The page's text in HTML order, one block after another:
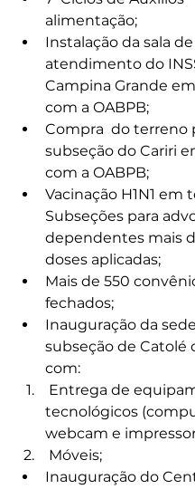
alimentação;
Instalação da sala de
atendimento do
Campina Grande
com a OABPB;
Compra  do terreno
subseção do Cariri
com a OABPB;
Vacinação H1N1 em
Subseções para
dependentes mais
doses aplicadas;
Mais de 550
fechados;
Inauguração da
subseção de Catolé
com:
tecnológicos
webcam e
Móveis;
Inauguração do